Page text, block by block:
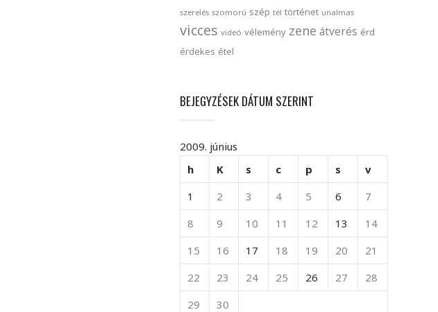
szerelés szomorú szép tél történet unalmas
vicces videó vélemény zene átverés érd
érdekes étel
BEJEGYZÉSEK DÁTUM SZERINT
2009. június
h
K s c p s
v
1
2 3 4 5 6
7
8
9 10 11 12 13
14
15
16 17 18 19 20
21
22
23 24 25 26 27
28
29
30